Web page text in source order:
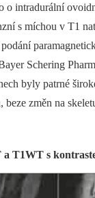
o intradurální
s míchou v T1
Schering
byly patrné
změn na
T1WT s